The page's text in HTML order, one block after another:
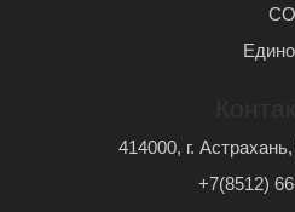
414000, г.
+7(8512)